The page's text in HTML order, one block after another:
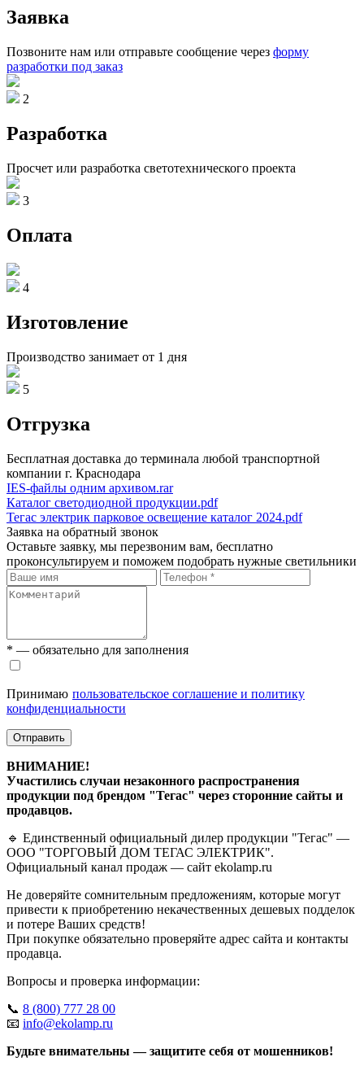
Заявка
Позвоните нам или отправьте сообщение через форму
разработки под заказ
2
Разработка
Просчет или разработка светотехнического проекта
3
Оплата
4
Изготовление
Производство занимает от 1 дня
5
Отгрузка
Бесплатная доставка до терминала любой транспортной
компании г. Краснодара
IES-файлы одним архивом.rar
Каталог светодиодной продукции.pdf
Тегас электрик парковое освещение каталог 2024.pdf
Заявка на обратный звонок
Оставьте заявку, мы перезвоним вам, бесплатно
проконсультируем и поможем подобрать нужные светильники
* — обязательно для заполнения
Принимаю пользовательское соглашение и политику
конфиденциальности
Отправить
ВНИМАНИЕ!
Участились случаи незаконного распространения
продукции под брендом "Тегас" через сторонние сайты и
продавцов.
🔹 Единственный официальный дилер продукции "Тегас" —
ООО "ТОРГОВЫЙ ДОМ ТЕГАС ЭЛЕКТРИК".
Официальный канал продаж — сайт ekolamp.ru
Не доверяйте сомнительным предложениям, которые могут
привести к приобретению некачественных дешевых подделок
и потере Ваших средств!
При покупке обязательно проверяйте адрес сайта и контакты
продавца.
Вопросы и проверка информации:
📞 8 (800) 777 28 00
📧 info@ekolamp.ru
Будьте внимательны — защитите себя от мошенников!